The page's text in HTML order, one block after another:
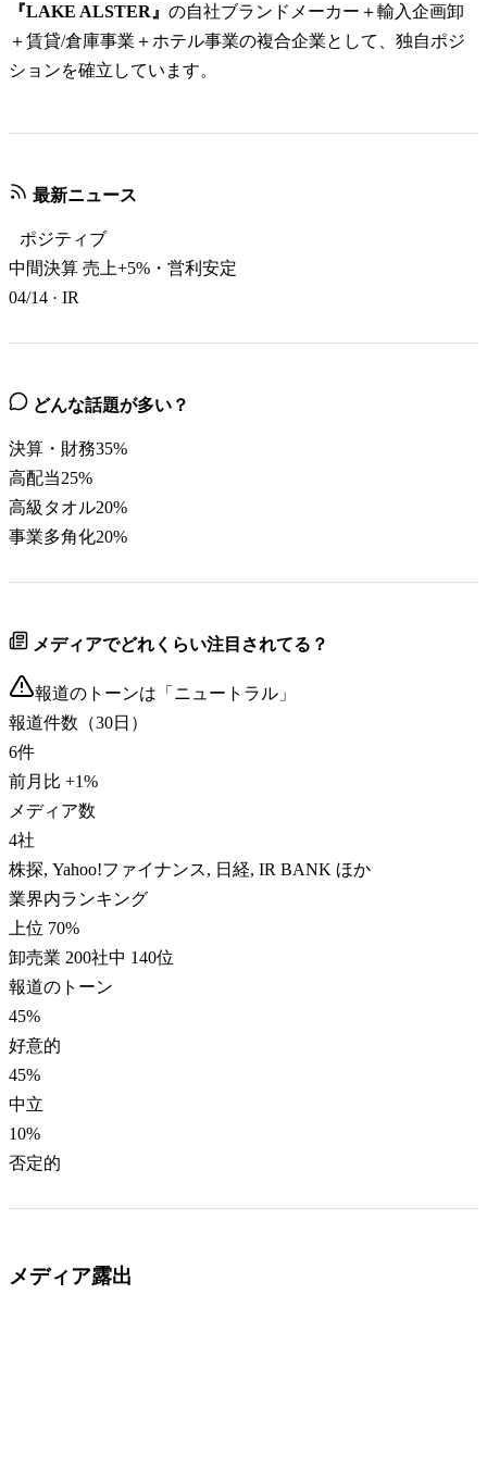
『LAKE ALSTER』 の自社ブランドメーカー＋輸入企画卸
＋賃貸/倉庫事業＋ホテル事業の複合企業として、独自ポジ
ションを確立しています。
最新ニュース
ポジティブ
中間決算 売上+5%・営利安定
04/14 · IR
どんな話題が多い？
決算・財務35%
高配当25%
高級タオル20%
事業多角化20%
メディアでどれくらい注目されてる？
報道のトーンは「 ニュートラル 」
報道件数（30日）
6件
前月比 +1%
メディア数
4社
株探, Yahoo!ファイナンス, 日経, IR BANK ほか
業界内ランキング
上位 70%
卸売業 200社中 140位
報道のトーン
45%
好意的
45%
中立
10%
否定的
メディア露出